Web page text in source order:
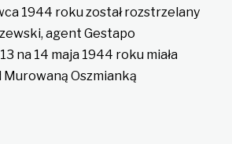
1944 roku został rozstrzelany
agent Gestapo
na 14 maja 1944 roku miała
Oszmianką